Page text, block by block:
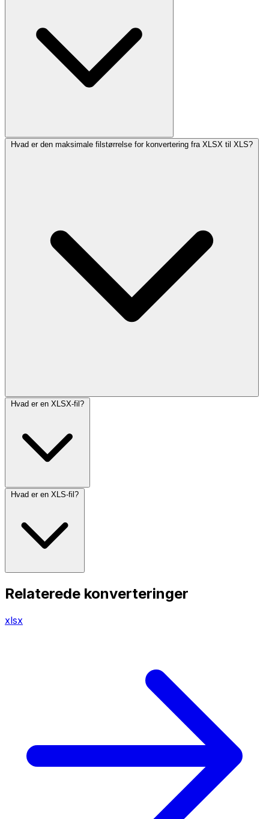
Hvad er den maksimale filstørrelse for konvertering fra XLSX til XLS?
Hvad er en XLSX-fil?
Hvad er en XLS-fil?
Relaterede konverteringer
xlsx